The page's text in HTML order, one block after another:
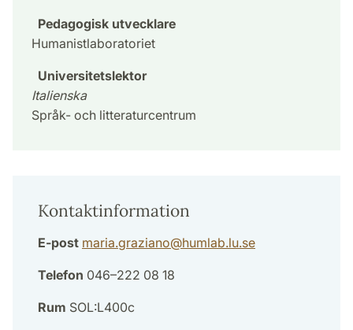
Pedagogisk utvecklare
Humanistlaboratoriet
Universitetslektor
Italienska
Språk- och litteraturcentrum
Kontaktinformation
E-post maria.graziano@humlab.lu.se
Telefon 046–222 08 18
Rum SOL:L400c